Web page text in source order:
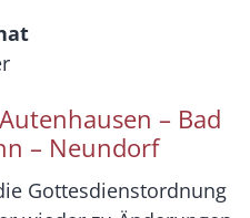
– Bad
– Neundorf
Gottesdienstordnung